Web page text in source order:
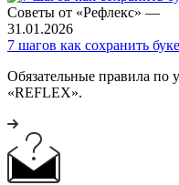
Советы от «Рефлекс» —
31.01.2026
7 шагов как сохранить
Обязательные правила по
«REFLEX».